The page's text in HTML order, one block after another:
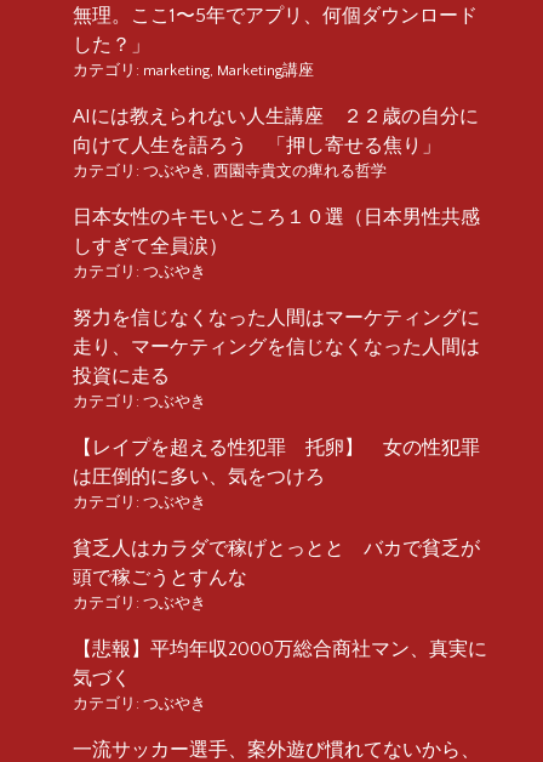
無理。ここ1〜5年でアプリ、何個ダウンロード
した？」
カテゴリ: marketing Marketing講座
AIには教えられない人生講座 ２２歳の自分に
向けて人生を語ろう 「押し寄せる焦り」
カテゴリ: つぶやき 西園寺貴文の痺れる哲学
日本女性のキモいところ１０選（日本男性共感
しすぎて全員涙）
カテゴリ: つぶやき
努力を信じなくなった人間はマーケティングに
走り、マーケティングを信じなくなった人間は
投資に走る
カテゴリ: つぶやき
【レイプを超える性犯罪 托卵】 女の性犯罪
は圧倒的に多い、気をつけろ
カテゴリ: つぶやき
貧乏人はカラダで稼げとっとと バカで貧乏が
頭で稼ごうとすんな
カテゴリ: つぶやき
【悲報】平均年収2000万総合商社マン、真実に
気づく
カテゴリ: つぶやき
一流サッカー選手、案外遊び慣れてないから、